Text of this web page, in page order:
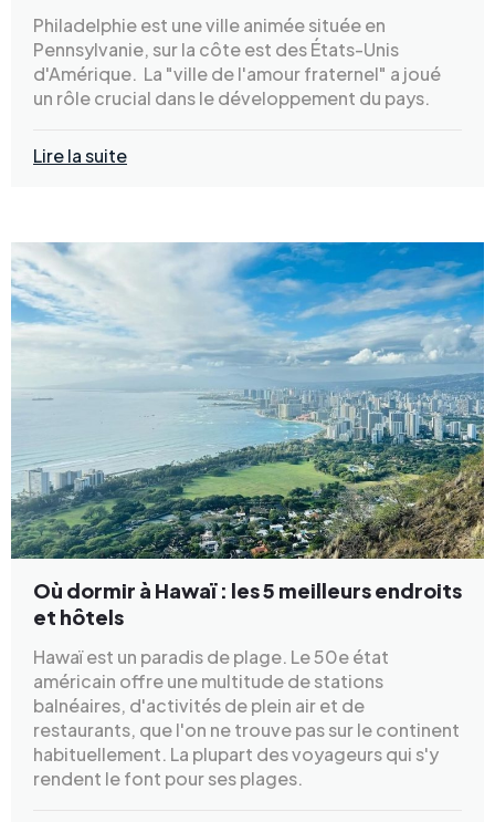
Philadelphie est une ville animée située en
Pennsylvanie, sur la côte est des États-Unis
d'Amérique. La "ville de l'amour fraternel" a joué
un rôle crucial dans le développement du pays.
Lire la suite
Où dormir à Hawaï : les 5 meilleurs endroits
et hôtels
Hawaï est un paradis de plage. Le 50e état
américain offre une multitude de stations
balnéaires, d'activités de plein air et de
restaurants, que l'on ne trouve pas sur le continent
habituellement. La plupart des voyageurs qui s'y
rendent le font pour ses plages.